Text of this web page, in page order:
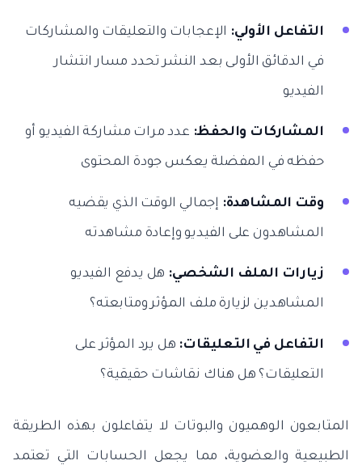
التفاعل الأولي: الإعجابات والتعليقات والمشاركات
في الدقائق الأولى بعد النشر تحدد مسار انتشار
الفيديو
المشاركات والحفظ: عدد مرات مشاركة الفيديو أو
حفظه في المفضلة يعكس جودة المحتوى
وقت المشاهدة: إجمالي الوقت الذي يقضيه
المشاهدون على الفيديو وإعادة مشاهدته
زيارات الملف الشخصي: هل يدفع الفيديو
المشاهدين لزيارة ملف المؤثر ومتابعته؟
التفاعل في التعليقات: هل يرد المؤثر على
التعليقات؟ هل هناك نقاشات حقيقية؟
المتابعون الوهميون والبوتات لا يتفاعلون بهذه الطريقة
الطبيعية والعضوية، مما يجعل الحسابات التي تعتمد